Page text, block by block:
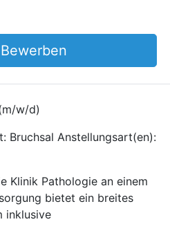
w/d)
Bruchsal Anstellungsart(en):
Klinik Pathologie an einem
bietet ein breites
inklusive